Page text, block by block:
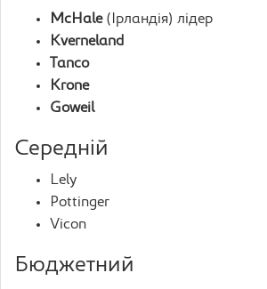
McHale(Ірландія) лідер
Kverneland
Tanco
Krone
Goweil
Середній
Lely
Pottinger
Vicon
Бюджетний